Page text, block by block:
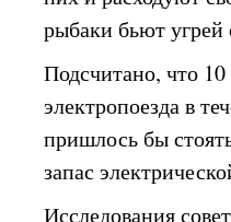
рыбаки бьют угрей
Подсчитано, что
электропоезда в
пришлось бы
запас
Исследования